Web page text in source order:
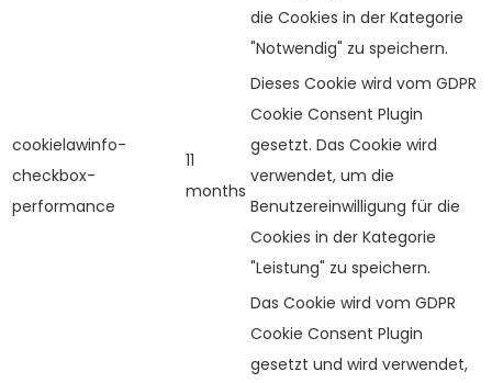
die Cookies in der Kategorie
"Notwendig" zu speichern.
cookielawinfo-
checkbox-
performance
11
months
Dieses Cookie wird vom GDPR
Cookie Consent Plugin
gesetzt. Das Cookie wird
verwendet, um die
Benutzereinwilligung für die
Cookies in der Kategorie
"Leistung" zu speichern.
Das Cookie wird vom GDPR
Cookie Consent Plugin
gesetzt und wird verwendet,